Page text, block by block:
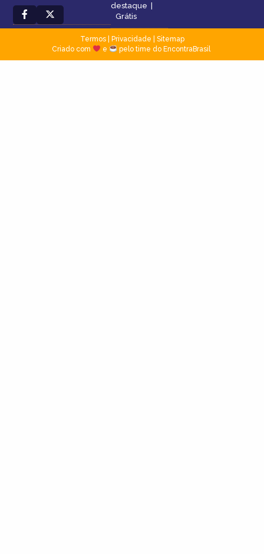
destaque |
Grátis
Termos| Privacidade
Sitemap
Criado com
e pelo time do EncontraBrasil